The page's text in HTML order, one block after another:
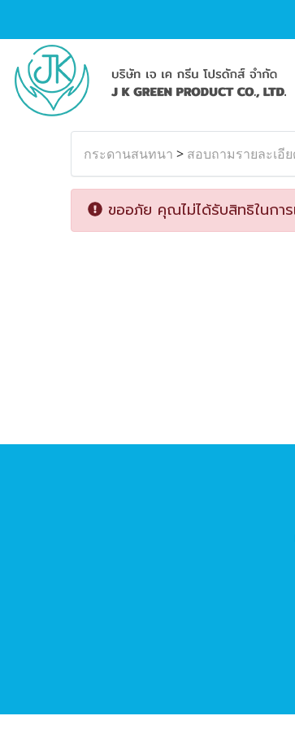
กระดานสนทนา > สอบถามรายละเอีย
ขออภัย คุณไม่ได้รับสิทธิในการ